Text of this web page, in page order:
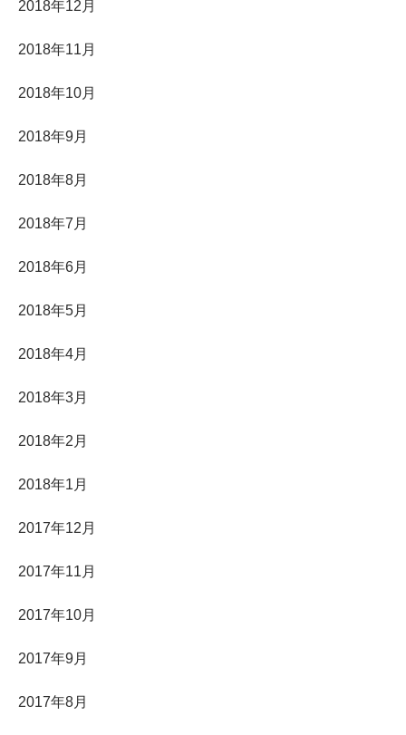
2018年12月
2018年11月
2018年10月
2018年9月
2018年8月
2018年7月
2018年6月
2018年5月
2018年4月
2018年3月
2018年2月
2018年1月
2017年12月
2017年11月
2017年10月
2017年9月
2017年8月